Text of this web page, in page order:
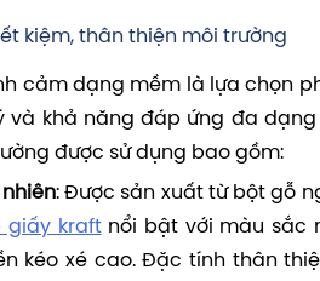
kiệm, thân thiện môi trường
cảm dạng mềm là lựa chọn
và khả năng đáp ứng đa dạng
được sử dụng bao gồm:
: Được sản xuất từ bột gỗ
giấy kraftnổi bật với màu sắc
kéo xé cao. Đặc tính thân